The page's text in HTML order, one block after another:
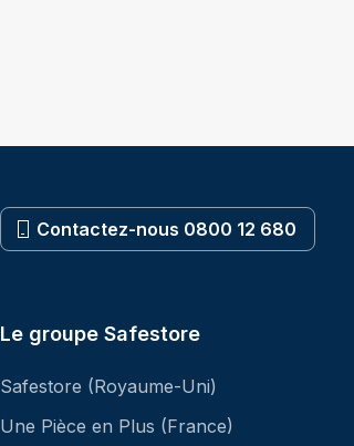
Contactez-nous 0800 12 680
Le groupe Safestore
Safestore (Royaume-Uni)
Une Pièce en Plus (France)